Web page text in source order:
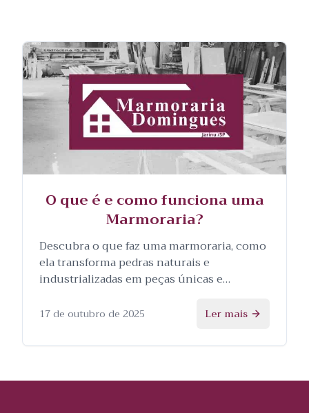
O que é e como funciona uma
Marmoraria?
Descubra o que faz uma marmoraria, como
ela transforma pedras naturais e
industrializadas em peças únicas e
processo.
17 de outubro de 2025 Ler mais